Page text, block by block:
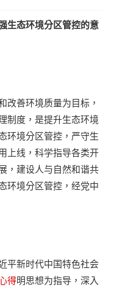
生态环境分区管控的意
改善环境质量为目标，
制度，是提升生态环境
环境分区管控，严守生
上线，科学指导各类开
，建设人与自然和谐共
环境分区管控，经党中
平新时代中国特色社会
得明思想为指导，深入